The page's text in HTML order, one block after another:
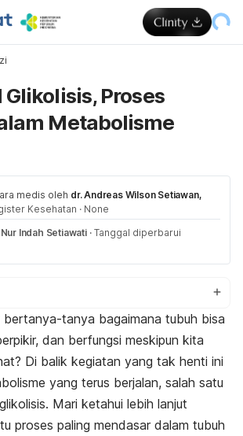
Proses
Metabolisme
medis oleh dr. Andreas Wilson Setiawan,
Kesehatan · None
Indah Setiawati · Tanggal diperbarui
berkaitan
bertanya-tanya bagaimana tubuh bisa
dan berfungsi meskipun kita
Di balik kegiatan yang tak henti ini
yang terus berjalan, salah satu
Mari ketahui lebih lanjut
proses paling mendasar dalam tubuh